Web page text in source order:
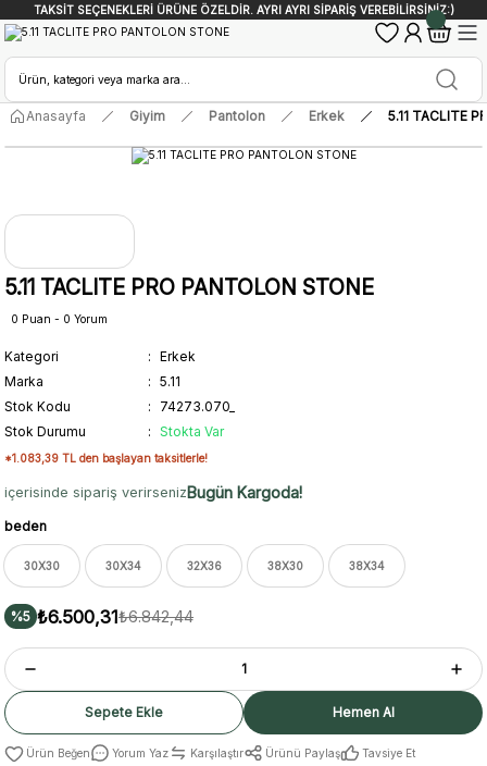
TAKSİT SEÇENEKLERİ ÜRÜNE ÖZELDİR. AYRI AYRI SİPARİŞ VEREBİLİRSİNİZ:)
Anasayfa Giyim Pantolon Erkek 5.11 TACLITE
5.11 TACLITE PRO PANTOLON STONE
0 Puan - 0 Yorum
Kategori
Erkek
Marka
5.11
Stok Kodu
74273.070_
Stok Durumu
Stokta Var
*1.083,39 TL den başlayan taksitlerle!
içerisinde sipariş verirsenizBugün Kargoda!
beden
30X30 30X34 32X36 38X30 38X34
%5 ₺6.500,31₺6.842,44
Sepete Ekle Hemen Al
Yorum Yaz Karşılaştır Ürünü Paylaş Tavsiye Et